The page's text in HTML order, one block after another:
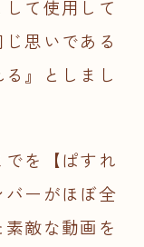
て使用して
思いである
』としまし
を【ぱすれ
ーがほぼ全
敵な動画を